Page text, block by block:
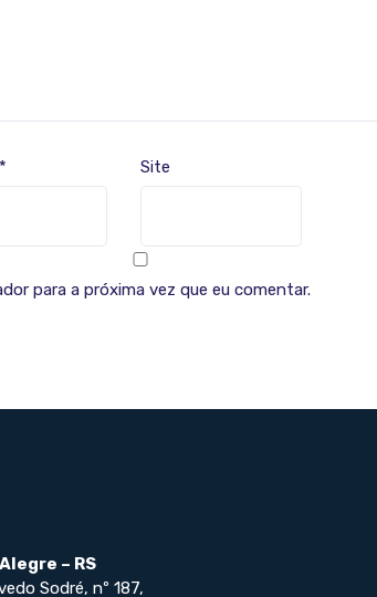
* Site
para a próxima vez que eu comentar.
– RS
Sodré, nº 187,